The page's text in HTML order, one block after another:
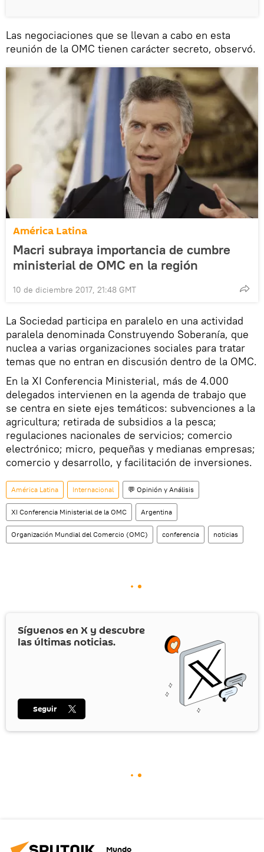
Las negociaciones que se llevan a cabo en esta
reunión de la OMC tienen carácter secreto, observó.
América Latina
Macri subraya importancia de cumbre
ministerial de OMC en la región
10 de diciembre 2017, 21:48 GMT
La Sociedad participa en paralelo en una actividad
paralela denominada Construyendo Soberanía, que
nuclea a varias organizaciones sociales para tratar
temas que no entran en discusión dentro de la OMC.
En la XI Conferencia Ministerial, más de 4.000
delegados intervienen en la agenda de trabajo que
se centra en siete ejes temáticos: subvenciones a la
agricultura; retirada de subsidios a la pesca;
regulaciones nacionales de servicios; comercio
electrónico; micro, pequeñas y medianas empresas;
comercio y desarrollo, y facilitación de inversiones.
América Latina Internacional 💬 Opinión y Análisis
XI Conferencia Ministerial de la OMC Argentina
Organización Mundial del Comercio (OMC) conferencia noticias
Síguenos en X y descubre
las últimas noticias.
Seguir
Mundo